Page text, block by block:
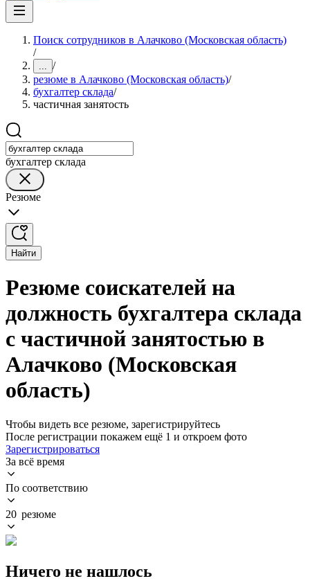
Поиск сотрудников в Алачково (Московская область)
/
... /
резюме в Алачково (Московская область)/
бухгалтер склада/
частичная занятость
бухгалтер склада
Резюме
Найти
Резюме соискателей на
должность бухгалтера склада
с частичной занятостью в
Алачково (Московская
область)
Чтобы видеть все резюме, зарегистрируйтесь
После регистрации покажем ещё 1 и откроем фото
Зарегистрироваться
За всё время
По соответствию
20 резюме
Ничего не нашлось